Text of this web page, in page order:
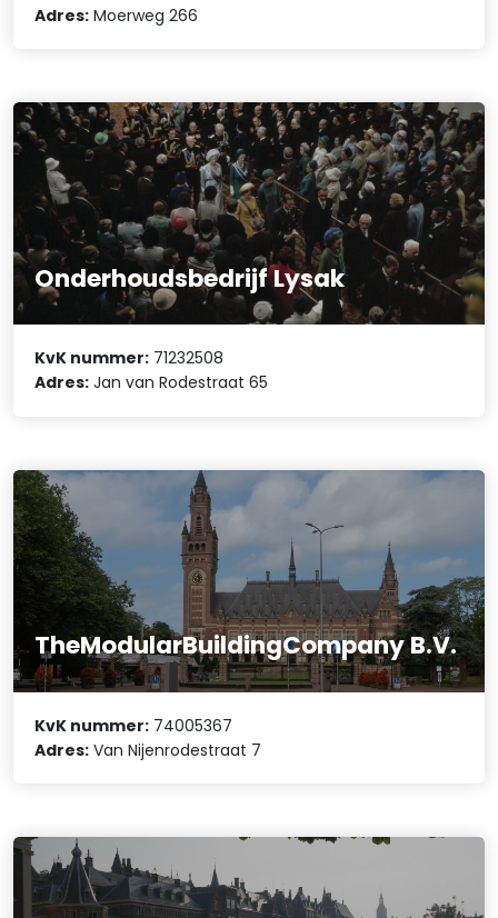
Adres: Moerweg 266
Onderhoudsbedrijf Lysak
KvK nummer: 71232508
Adres: Jan van Rodestraat 65
TheModularBuildingCompany B.V.
KvK nummer: 74005367
Adres: Van Nijenrodestraat 7